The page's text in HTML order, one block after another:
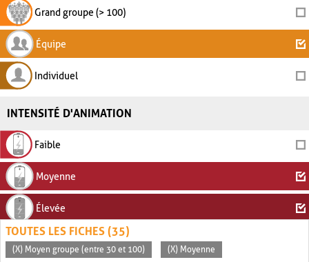
Grand groupe (> 100)
Équipe
Individuel
INTENSITÉ D'ANIMATION
Faible
Moyenne
Élevée
TOUTES LES FICHES (35)
(X) Moyen groupe (entre 30 et 100) (X) Moyenne